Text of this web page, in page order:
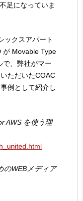
足になっていま
ックスアパート
が Movable Type
で、弊社がマー
ただいたCOAC
例として紹介し
AWS を使う理
のWEBメディア